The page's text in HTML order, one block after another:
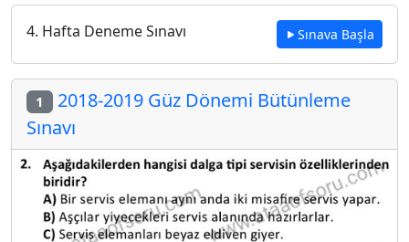
4. Hafta Deneme Sınavı Sınava Başla
1 2018-2019 Güz Dönemi Bütünleme
Sınavı